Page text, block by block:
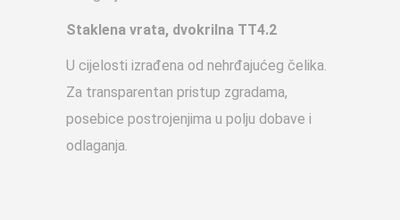
Staklena vrata, dvokrilna TT4.2
U cijelosti izrađena od nehrđajućeg čelika.
Za transparentan pristup zgradama,
posebice postrojenjima u polju dobave i
odlaganja.